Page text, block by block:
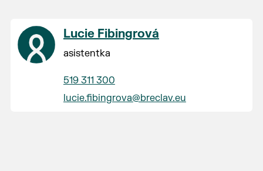
Lucie Fibingrová
asistentka
519 311 300
lucie.fibingrova@breclav.eu